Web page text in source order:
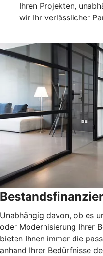
Ihren Projekten,
wir Ihr verlässlicher
Unabhängig davon, ob es
oder Modernisierung Ihrer
bieten Ihnen immer die
anhand Ihrer Bedürfnisse